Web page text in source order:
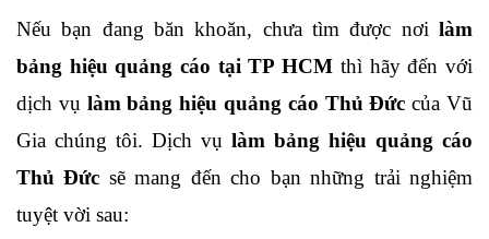
Nếu bạn đang băn khoăn, chưa tìm được nơi làm
bảng hiệu quảng cáo tại TP HCM thì hãy đến với
dịch vụ làm bảng hiệu quảng cáo Thủ Đức của Vũ
Gia chúng tôi. Dịch vụ làm bảng hiệu quảng cáo
Thủ Đức sẽ mang đến cho bạn những trải nghiệm
tuyệt vời sau: